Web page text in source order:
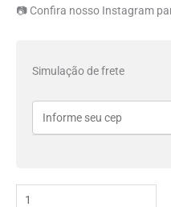
📷 Confira nosso Instagram
Simulação de frete